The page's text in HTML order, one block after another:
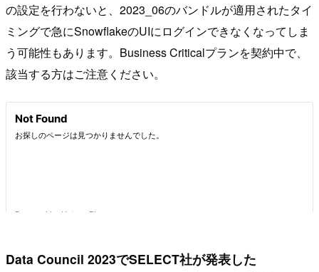
の設定を行わないと、2023_06のバンドルが適用されたタイ
ミングで急にSnowflakeのUIにログインできなくなってしま
う可能性もあります。Business Criticalプランを契約中で、
該当する方はご注意ください。
Data Council 2023でSELECT社が発表した